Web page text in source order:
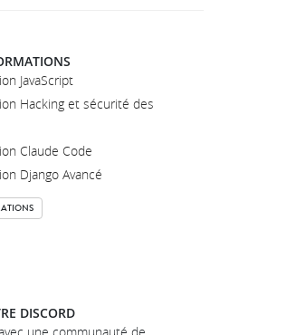
JavaScript
Hacking et sécurité des
Claude Code
Django Avancé
DISCORD